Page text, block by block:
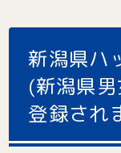
新潟県ハ
(新潟県
登録され